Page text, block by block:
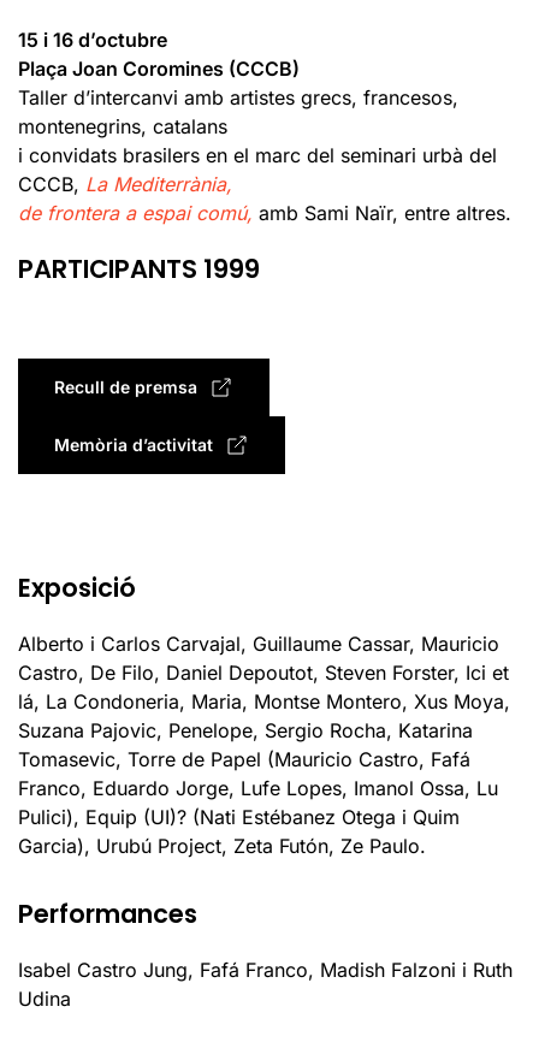
15 i 16 d’octubre
Plaça Joan Coromines (CCCB)
Taller d’intercanvi amb artistes grecs, francesos,
montenegrins, catalans
i convidats brasilers en el marc del seminari urbà del
CCCB, La Mediterrània,
de frontera a espai comú, amb Sami Naïr, entre altres.
PARTICIPANTS 1999
Recull de premsa
Memòria d’activitat
Exposició
Alberto i Carlos Carvajal, Guillaume Cassar, Mauricio
Castro, De Filo, Daniel Depoutot, Steven Forster, Ici et
lá, La Condoneria, Maria, Montse Montero, Xus Moya,
Suzana Pajovic, Penelope, Sergio Rocha, Katarina
Tomasevic, Torre de Papel (Mauricio Castro, Fafá
Franco, Eduardo Jorge, Lufe Lopes, Imanol Ossa, Lu
Pulici), Equip (UI)? (Nati Estébanez Otega i Quim
Garcia), Urubú Project, Zeta Futón, Ze Paulo.
Performances
Isabel Castro Jung, Fafá Franco, Madish Falzoni i Ruth
Udina